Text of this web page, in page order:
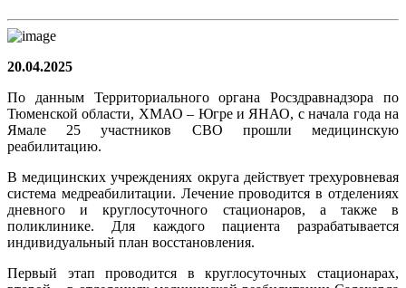
20.04.2025
По данным Территориального органа Росздравнадзора по
Тюменской области, ХМАО – Югре и ЯНАО, с начала года на
Ямале 25 участников СВО прошли медицинскую
реабилитацию.
В медицинских учреждениях округа действует трехуровневая
система медреабилитации. Лечение проводится в отделениях
дневного и круглосуточного стационаров, а также в
поликлинике. Для каждого пациента разрабатывается
индивидуальный план восстановления.
Первый этап проводится в круглосуточных стационарах,